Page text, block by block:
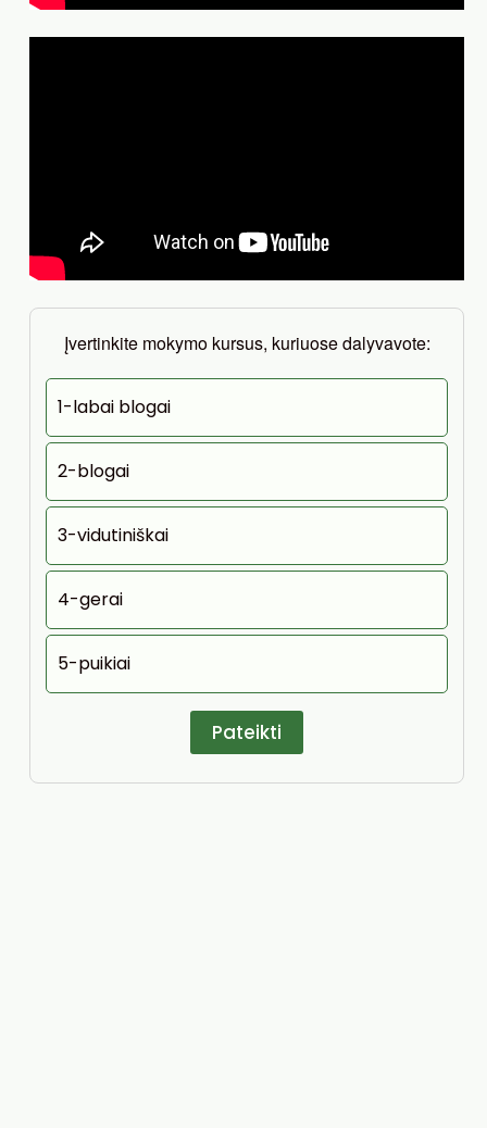
Įvertinkite mokymo kursus, kuriuose dalyvavote:
1-labai blogai
2-blogai
3-vidutiniškai
4-gerai
5-puikiai